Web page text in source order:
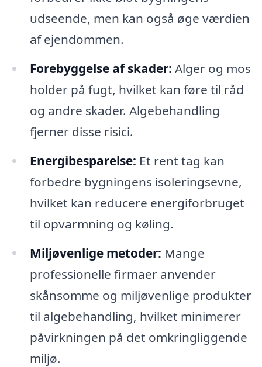
udseende, men kan også øge værdien
af ejendommen.
Forebyggelse af skader: Alger og mos
holder på fugt, hvilket kan føre til råd
og andre skader. Algebehandling
fjerner disse risici.
Energibesparelse: Et rent tag kan
forbedre bygningens isoleringsevne,
hvilket kan reducere energiforbruget
til opvarmning og køling.
Miljøvenlige metoder: Mange
professionelle firmaer anvender
skånsomme og miljøvenlige produkter
til algebehandling, hvilket minimerer
påvirkningen på det omkringliggende
miljø.